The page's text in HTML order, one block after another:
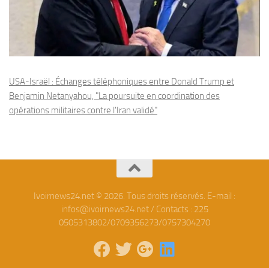
USA-Israël : Échanges téléphoniques entre Donald Trump et
Benjamin Netanyahou, "La poursuite en coordination des
opérations militaires contre l'Iran validé"
Ivoirnews24.net © 2026. Tous droits réservés. E-mail :
infos@ivoirnews24.net / Contacts : 225
0505313802/0709356273/0757304270